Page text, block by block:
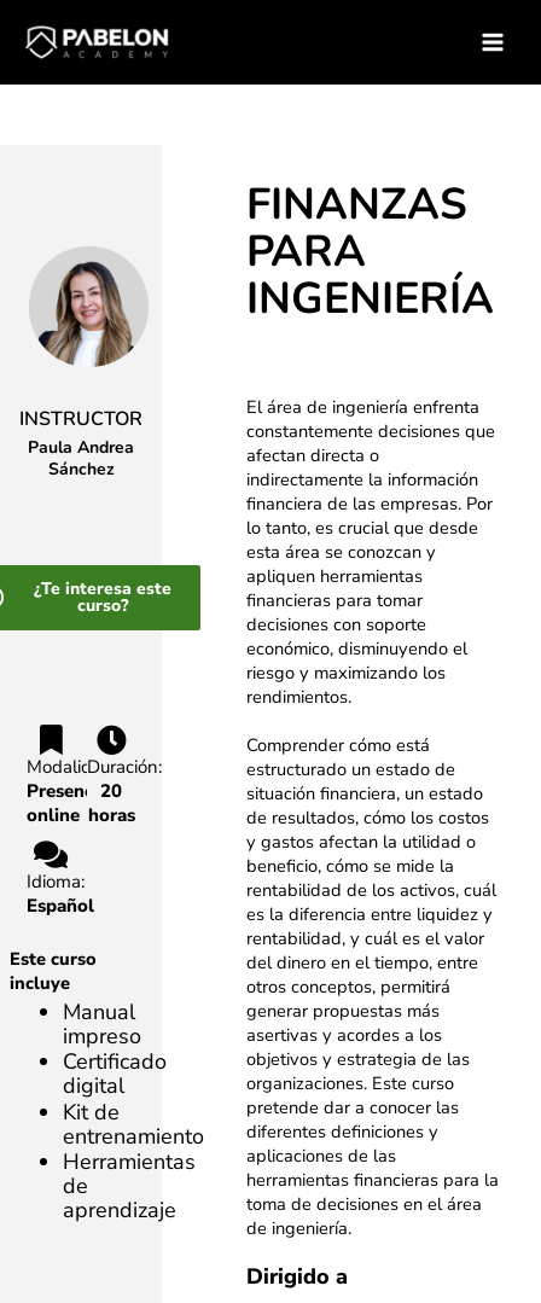
contenido
Inicio Soluciones para empresas
Curso – Finanzas para ingenieria
INSTRUCTOR
Paula Andrea
Sánchez
¿Te interesa este
curso?
Modalidad:
Presencial,
online
Duración:
20
horas
Idioma:
Español
Este curso
incluye
Manual
impreso
Certificado
digital
Kit de
entrenamiento
Herramientas
de
aprendizaje
FINANZAS
PARA
INGENIERÍA
El área de ingeniería enfrenta
constantemente decisiones que
afectan directa o
indirectamente la información
financiera de las empresas. Por
lo tanto, es crucial que desde
esta área se conozcan y
apliquen herramientas
financieras para tomar
decisiones con soporte
económico, disminuyendo el
riesgo y maximizando los
rendimientos.
Comprender cómo está
estructurado un estado de
situación financiera, un estado
de resultados, cómo los costos
y gastos afectan la utilidad o
beneficio, cómo se mide la
rentabilidad de los activos, cuál
es la diferencia entre liquidez y
rentabilidad, y cuál es el valor
del dinero en el tiempo, entre
otros conceptos, permitirá
generar propuestas más
asertivas y acordes a los
objetivos y estrategia de las
organizaciones. Este curso
pretende dar a conocer las
diferentes definiciones y
aplicaciones de las
herramientas financieras para la
toma de decisiones en el área
de ingeniería.
Dirigido a